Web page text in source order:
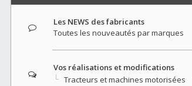
Les NEWS des fabricants
Toutes les nouveautés par marques
Vos réalisations et modifications
Tracteurs et machines motorisées